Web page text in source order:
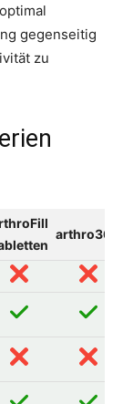
gegenseitig
zu
arthro360